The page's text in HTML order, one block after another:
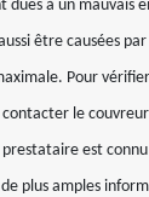
dues à un mauvais
être causées
Pour
contacter le
est
plus amples